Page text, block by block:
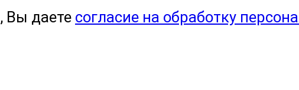
Вы даете согласие на обработку